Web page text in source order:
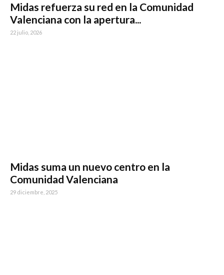
Midas refuerza su red en la Comunidad
Valenciana con la apertura...
22 julio, 2026
Midas suma un nuevo centro en la
Comunidad Valenciana
29 diciembre, 2025